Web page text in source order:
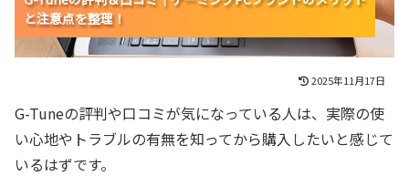
と注意点を整理！
と注意点を整理！
と注意点を整理！
2025年11月17日
G-Tuneの評判や口コミが気になっている人は、実際の使
い心地やトラブルの有無を知ってから購入したいと感じて
いるはずです。